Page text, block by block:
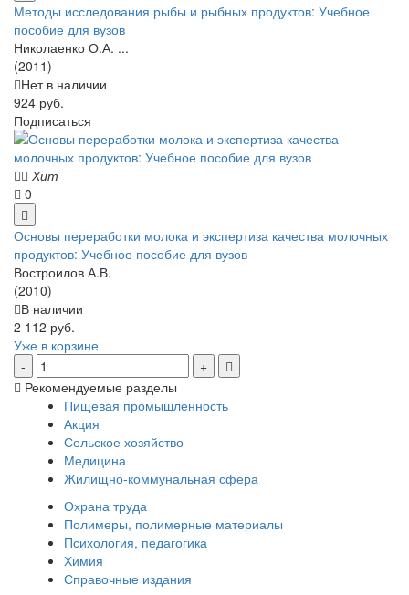
Методы исследования рыбы и рыбных продуктов: Учебное
пособие для вузов
Николаенко О.А. ...
(2011)
Нет в наличии
924 руб.
Подписаться
Хит
0
Основы переработки молока и экспертиза качества молочных
продуктов: Учебное пособие для вузов
Востроилов А.В.
(2010)
В наличии
2 112 руб.
Уже в корзине
Рекомендуемые разделы
Пищевая промышленность
Акция
Сельское хозяйство
Медицина
Жилищно-коммунальная сфера
Охрана труда
Полимеры, полимерные материалы
Психология, педагогика
Химия
Справочные издания